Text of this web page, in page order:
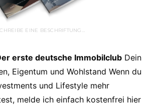
EINE BESCHRIFTUNG…
erste deutsche Immobilclub Dein
Eigentum und Wohlstand Wenn du
und Lifestyle mehr
melde ich einfach kostenfrei hier